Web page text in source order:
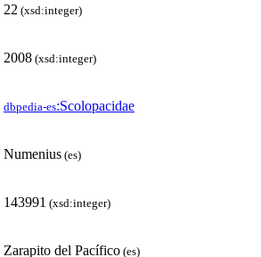
22 (xsd:integer)
2008 (xsd:integer)
dbpedia-es:Scolopacidae
Numenius (es)
143991 (xsd:integer)
Zarapito del Pacífico (es)